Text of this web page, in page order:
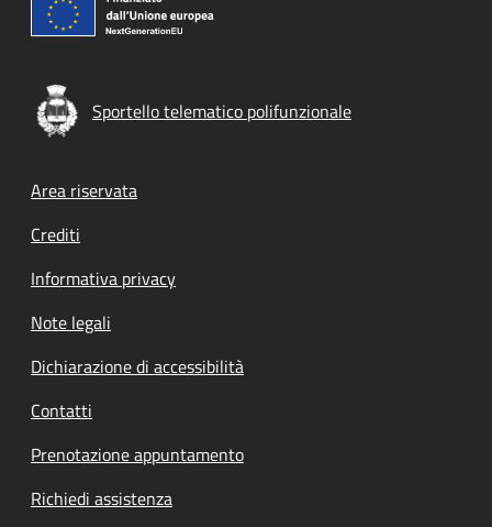
Sportello telematico polifunzionale
Footer menu
Area riservata
Crediti
Informativa privacy
Note legali
Dichiarazione di accessibilità
Contatti
Prenotazione appuntamento
Richiedi assistenza